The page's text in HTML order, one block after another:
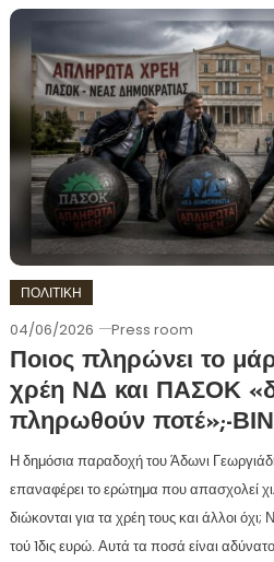
ΠΟΛΙΤΙΚΗ
04/06/2026 Press room
Ποιος πληρώνει το
χρέη ΝΔ και ΠΑΣΟΚ
πληρωθούν ποτέ»;-
Η δημόσια παραδοχή του Άδωνι
επαναφέρει το ερώτημα που απασχολεί
διώκονται για τα χρέη τους και άλλοι
τού 1δις ευρώ. Αυτά τα ποσά είναι